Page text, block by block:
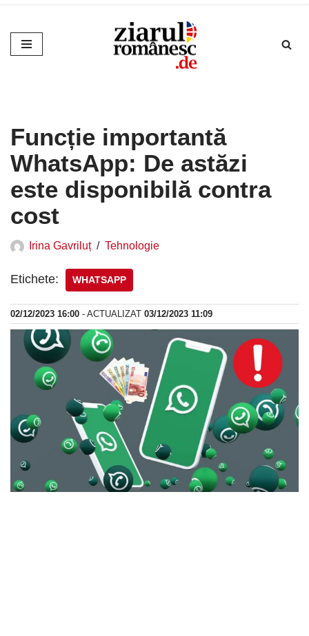
Sari
la
Funcție importantă
WhatsApp: De astăzi
este disponibilă contra
cost
Irina Gavriluț Tehnologie
Etichete: WHATSAPP
02/12/2023 16:00 - ACTUALIZAT 03/12/2023 11:09